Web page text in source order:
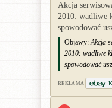
Akcja
2010: wadliwe
spowodować
Objawy: Akcja
2010: wadliwe
spowodować
REKLAMA